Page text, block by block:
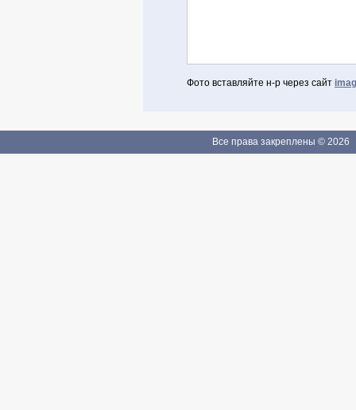
Фото вставляйте н-р через сайт
Если Вы зарегистрированы
Все права закреплены © 2026